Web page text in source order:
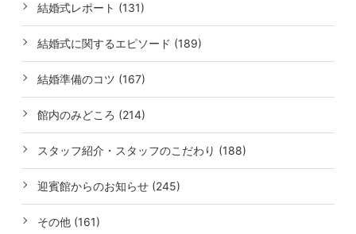
結婚式レポート (131)
結婚式に関するエピソード (189)
結婚準備のコツ (167)
館内のみどころ (214)
スタッフ紹介・スタッフのこだわり (188)
迎賓館からのお知らせ (245)
その他 (161)